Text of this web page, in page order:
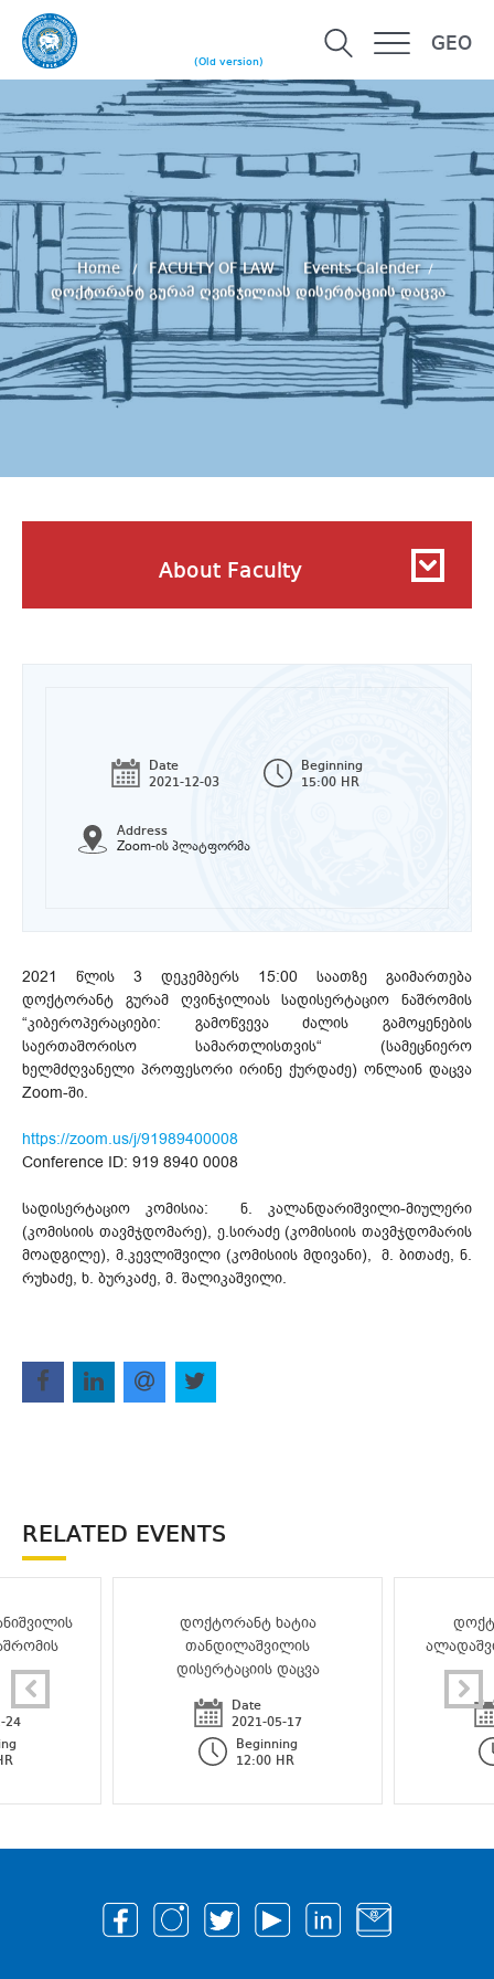
(Old version)
GEO
Home FACULTY OF LAW
Events Calender
დოქტორანტ გურამ ღვინჯილიას დისერტაციის დაცვა
About Faculty
Date
2021-12-03
Beginning
15:00 HR
Address
Zoom-ის პლატფორმა
2021 წლის 3 დეკემბერს 15:00 საათზე გაიმართება
დოქტორანტ გურამ ღვინჯილიას სადისერტაციო ნაშრომის
“კიბეროპერაციები: გამოწვევა ძალის გამოყენების
საერთაშორისო სამართლისთვის“ (სამეცნიერო
ხელმძღვანელი პროფესორი ირინე ქურდაძე) ონლაინ დაცვა
Zoom-ში.
https://zoom.us/j/91989400008
Conference ID: 919 8940 0008
სადისერტაციო კომისია: ნ. კალანდარიშვილი-მიულერი
(კომისიის თავმჯდომარე), ე.სირაძე (კომისიის თავმჯდომარის
მოადგილე), მ.კევლიშვილი (კომისიის მდივანი), მ. ბითაძე, ნ.
რუხაძე, ხ. ბურკაძე, მ. შალიკაშვილი.
RELATED EVENTS
24
დოქტორანტ ხატია
თანდილაშვილის
დისერტაციის დაცვა
Date
2021-05-17
Beginning
12:00 HR